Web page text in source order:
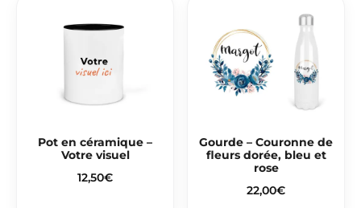
Pot en céramique –
Votre visuel
12,50€
Gourde – Couronne de
fleurs dorée, bleu et
rose
22,00€